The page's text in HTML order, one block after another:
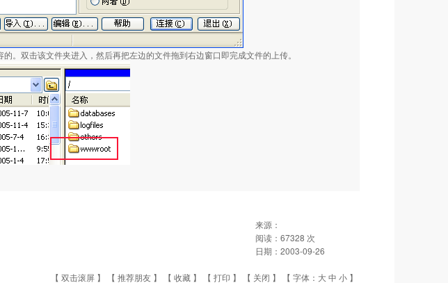
。双击该文件夹进入，然后再把左边的文件拖到右边窗口即完成文件的上传。
来源：
阅读： 67328 次
日期： 2003-09-26
【 双击滚屏 】 【 推荐朋友 】 【 收藏 】 【 打印 】 【 关闭 】 【 字体： 大中 小 】